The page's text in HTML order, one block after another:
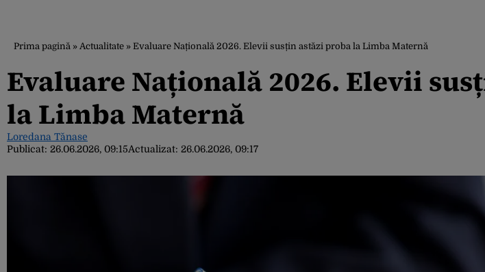
Prima pagină » Actualitate » Evaluare Națională 2026. Elevii susțin astăzi proba la Limba Maternă
Evaluare Națională 2026. Elevii
la Limba Maternă
Loredana Tănase
Publicat: 26.06.2026, 09:15Actualizat: 26.06.2026, 09:17